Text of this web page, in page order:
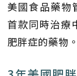
美國食品藥物
首款同時治療
肥胖症的藥物。